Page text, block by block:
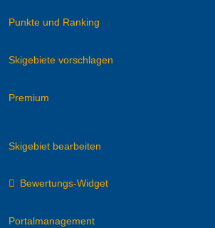
Punkte und Ranking
Skigebiete vorschlagen
Premium
Skigebiet bearbeiten
Bewertungs-Widget
Portalmanagement